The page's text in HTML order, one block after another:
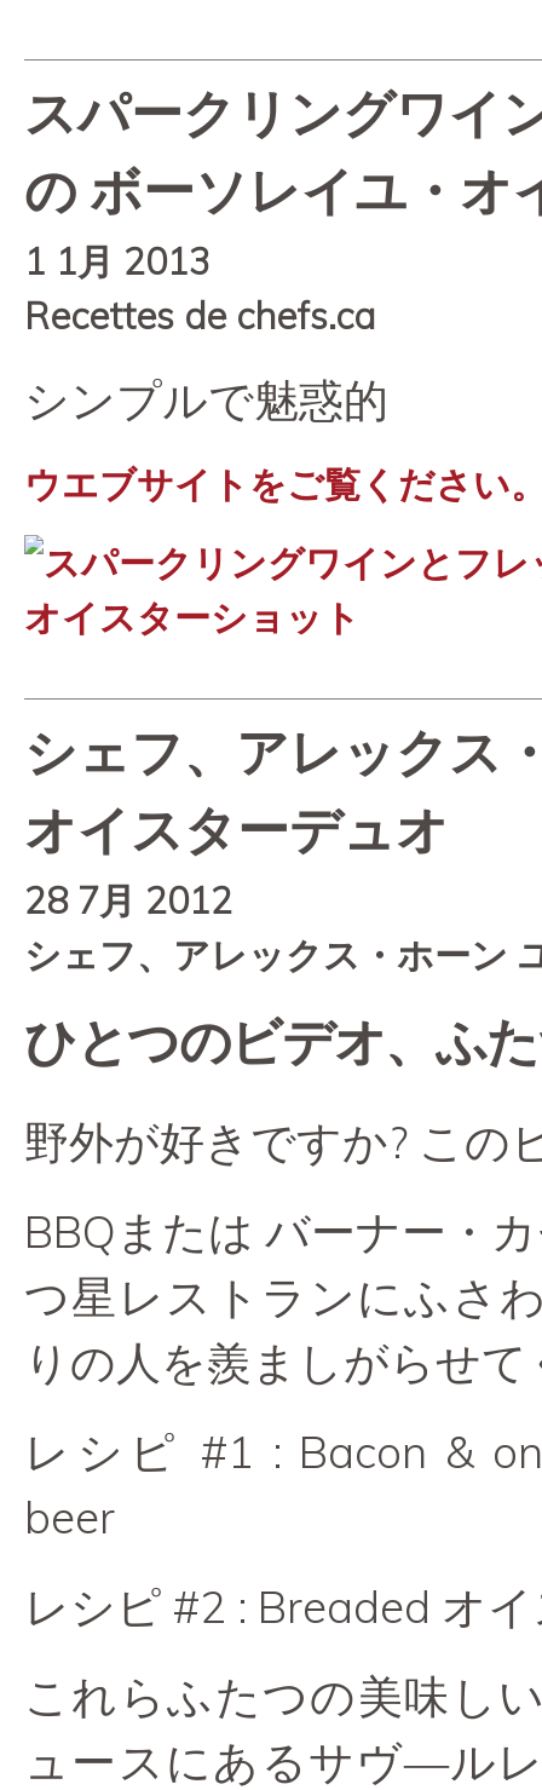
スパークリングワイ
の ボーソレイユ・オ
1 1月 2013
Recettes de chefs.ca
シンプルで魅惑的
ウエブサイトをご覧ください
シェフ、アレックス
オイスターデュオ
28 7月 2012
シェフ、アレックス・ホーン
ひとつのビデオ、ふ
野外が好きですか? この
BBQまたは バーナー・
つ星レストランにふさ
りの人を羨ましがらせ
レシピ #1 : Bacon &
beer
レシピ #2 : Breaded オ
これらふたつの美味し
ュースにあるサヴ―ル